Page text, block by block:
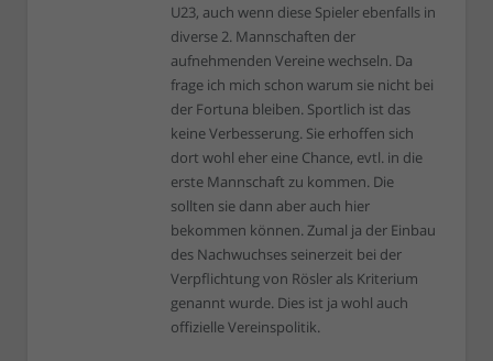
U23, auch wenn diese Spieler ebenfalls in
diverse 2. Mannschaften der
aufnehmenden Vereine wechseln. Da
frage ich mich schon warum sie nicht bei
der Fortuna bleiben. Sportlich ist das
keine Verbesserung. Sie erhoffen sich
dort wohl eher eine Chance, evtl. in die
erste Mannschaft zu kommen. Die
sollten sie dann aber auch hier
bekommen können. Zumal ja der Einbau
des Nachwuchses seinerzeit bei der
Verpflichtung von Rösler als Kriterium
genannt wurde. Dies ist ja wohl auch
offizielle Vereinspolitik.